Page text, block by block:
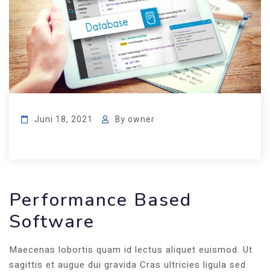
Juni 18, 2021 By owner
Performance Based
Software
Maecenas lobortis quam id lectus aliquet euismod. Ut
sagittis et augue dui gravida Cras ultricies ligula sed